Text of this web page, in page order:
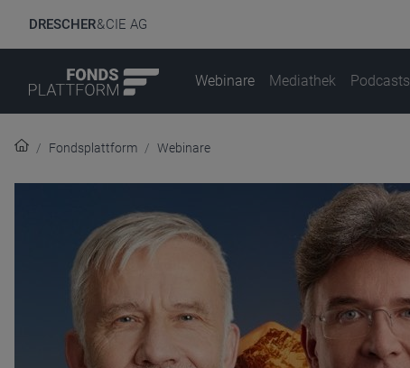
DRESCHER& CIE AG
Webinare Mediathek Podcasts
Fondsplattform Webinare